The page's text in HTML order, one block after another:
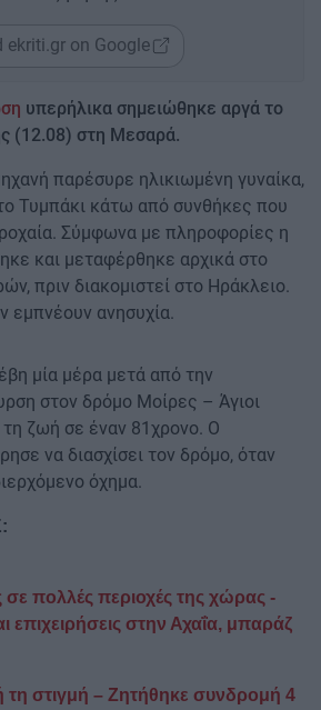
ekriti.gr on Google
υπερήλικα σημειώθηκε αργά το
(12.08) στη Μεσαρά.
παρέσυρε ηλικιωμένη γυναίκα,
Τυμπάκι κάτω από συνθήκες που
Σύμφωνα με πληροφορίες η
και μεταφέρθηκε αρχικά στο
πριν διακομιστεί στο Ηράκλειο.
εμπνέουν ανησυχία.
μία μέρα μετά από την
στον δρόμο Μοίρες – Άγιοι
ζωή σε έναν 81χρονο. Ο
να διασχίσει τον δρόμο, όταν
όχημα.
σε πολλές περιοχές της χώρας -
επιχειρήσεις στην Αχαΐα, μπαράζ
τη στιγμή – Ζητήθηκε συνδρομή 4